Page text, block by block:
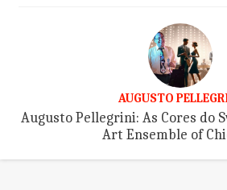
AUGUSTO
Augusto Pellegrini: As Cores do
Art Ensemble of